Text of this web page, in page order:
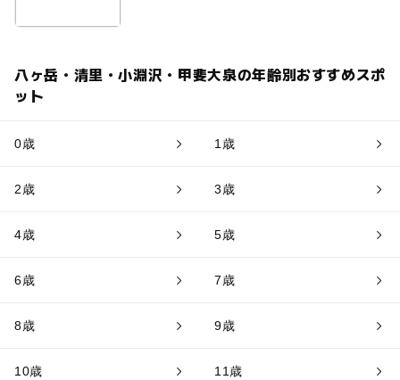
八ヶ岳・清里・小淵沢・甲斐大泉の年齢別おすすめスポ
ット
0歳 1歳
2歳 3歳
4歳 5歳
6歳 7歳
8歳 9歳
10歳 11歳